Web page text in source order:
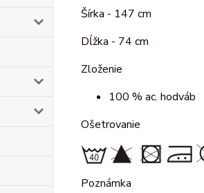
Šírka - 147 cm
Dĺžka - 74 cm
Zloženie
100 % ac. hodváb
Ošetrovanie
Poznámka